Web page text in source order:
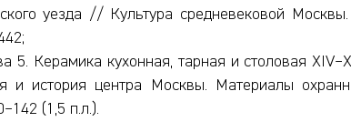
уезда // Культура средневековой
5. Керамика кухонная, тарная и столовая
и история центра Москвы. Материалы
(1,5 п.л.).